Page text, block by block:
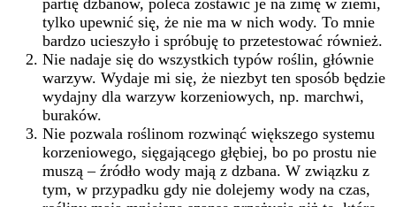
tylko upewnić się, że nie ma w nich wody. To mnie
bardzo ucieszyło i spróbuję to przetestować również.
Nie nadaje się do wszystkich typów roślin, głównie
warzyw. Wydaje mi się, że niezbyt ten sposób będzie
wydajny dla warzyw korzeniowych, np. marchwi,
buraków.
Nie pozwala roślinom rozwinąć większego systemu
korzeniowego, sięgającego głębiej, bo po prostu nie
muszą – źródło wody mają z dzbana. W związku z
tym, w przypadku gdy nie dolejemy wody na czas,